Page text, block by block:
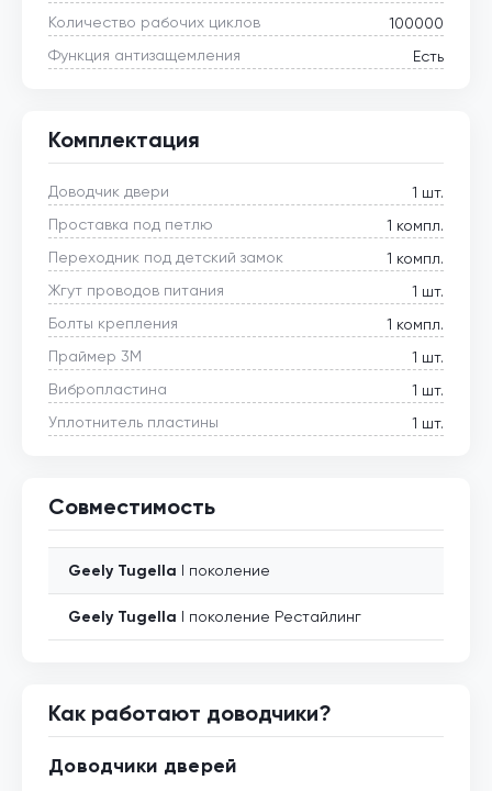
Количество рабочих циклов
100000
Функция антизащемления
Есть
Комплектация
Доводчик двери
1 шт.
Проставка под петлю
1 компл.
Переходник под детский замок
1 компл.
Жгут проводов питания
1 шт.
Болты крепления
1 компл.
Праймер 3М
1 шт.
Вибропластина
1 шт.
Уплотнитель пластины
1 шт.
Совместимость
Geely Tugella I поколение
Geely Tugella I поколение Рестайлинг
Как работают доводчики?
Доводчики дверей